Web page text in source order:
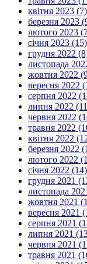
квітня 2023 (7)
березня 2023
лютого 2023
січня 2023 (15)
грудня 2022
листопада
жовтня 2022
вересня 2022
серпня 2022
липня 2022
червня 2022
травня 2022
квітня 2022
березня 2022
лютого 2022
січня 2022 (14)
грудня 2021
листопада
жовтня 2021
вересня 2021
серпня 2021
липня 2021
червня 2021
травня 2021